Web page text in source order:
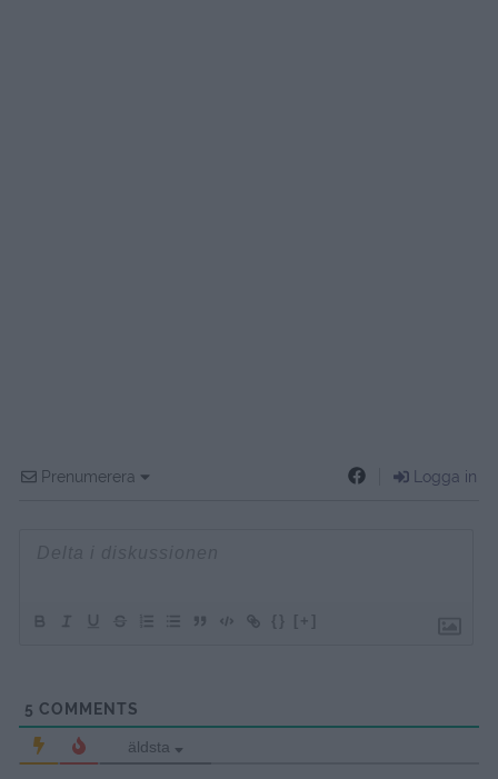
Prenumerera Logga in
{} [+]
5 COMMENTS
äldsta